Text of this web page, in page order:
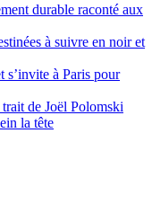
durable raconté aux
à suivre en noir et
s’invite à Paris pour
de Joël Polomski
la tête